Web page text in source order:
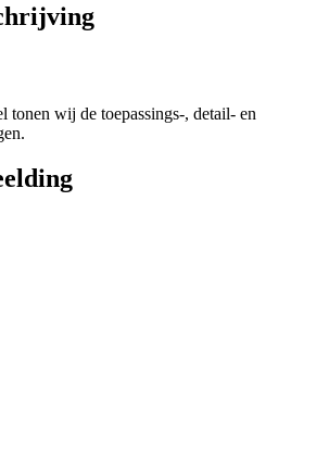
tonen wij de toepassings-, detail- en